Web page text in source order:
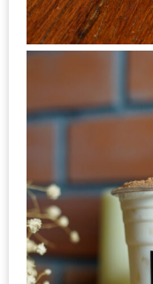
ข้าว
อะไร
ที่สุด?
แฟร์
ที่